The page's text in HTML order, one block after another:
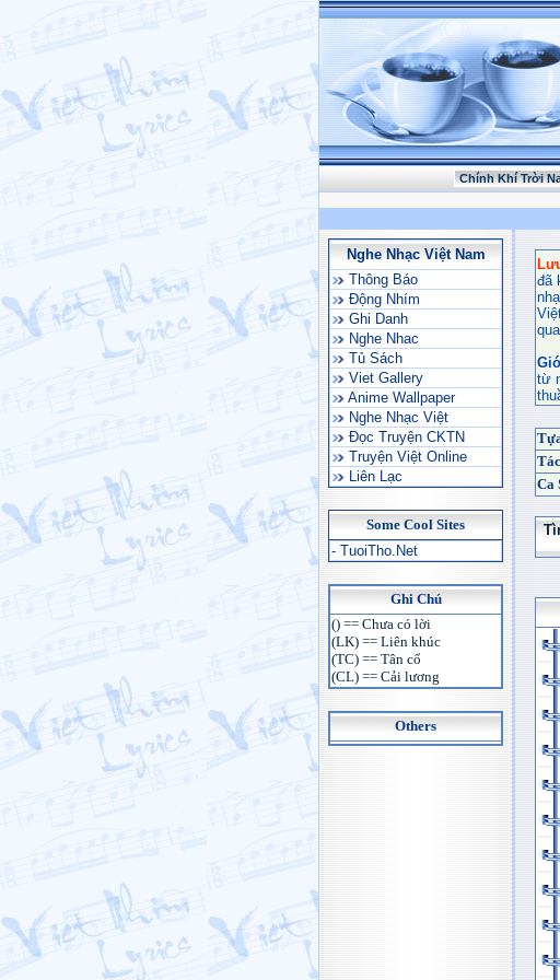
Chính Khí Trời
Nghe Nhạc Việt Nam
Thông Báo
Động Nhím
Ghi Danh
Nghe Nhac
Tủ Sách
Viet Gallery
Anime Wallpaper
Nghe Nhạc Việt
Đọc Truyện CKTN
Truyện Việt Online
Liên Lạc
Some Cool Sites
- TuoiTho.Net
Ghi Chú
() == Chưa có lời
(LK) == Liên khúc
(TC) == Tân cổ
(CL) == Cải lương
Others
đã
từ
Ca